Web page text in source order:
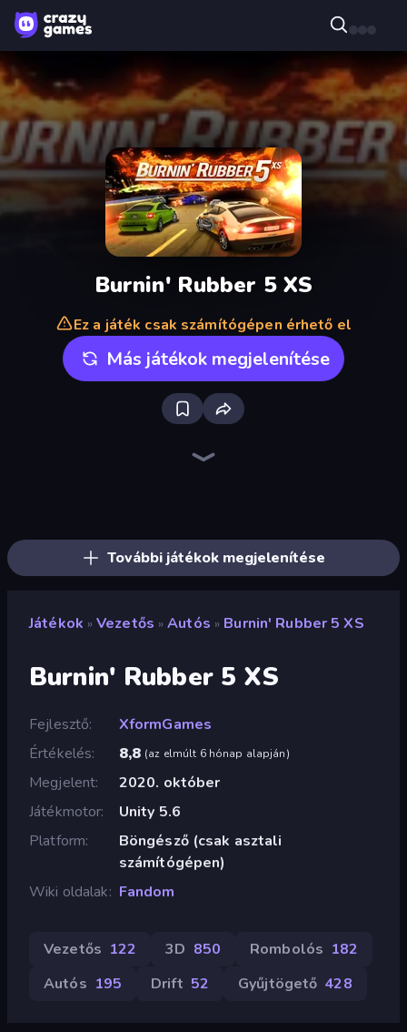
Burnin' Rubber 5 XS
Ez a játék csak számítógépen érhető el
Más játékok megjelenítése
További játékok megjelenítése
Játékok » Vezetős » Autós » Burnin' Rubber 5 XS
Burnin' Rubber 5 XS
Fejlesztő
XformGames
Értékelés
8,8 (az elmúlt 6 hónap alapján)
Megjelent
2020. október
Játékmotor
Unity 5.6
Platform
Böngésző (csak asztali
számítógépen)
Wiki oldalak
Fandom
Vezetős 122 3D 850 Rombolós 182
Autós 195 Drift 52 Gyűjtögető 428